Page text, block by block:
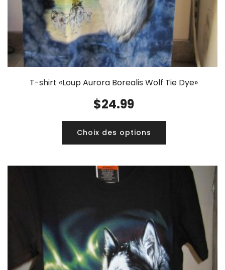
T-shirt «Loup Aurora Borealis Wolf Tie Dye»
$24.99
Choix des options